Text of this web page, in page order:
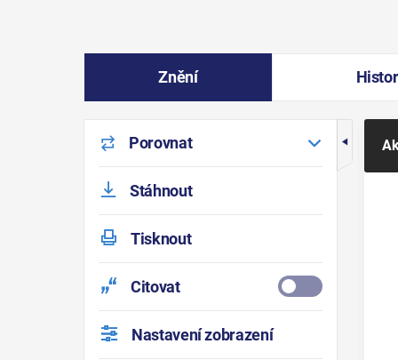
Znění
Porovnat
Stáhnout
Tisknout
Citovat
Nastavení zobrazení